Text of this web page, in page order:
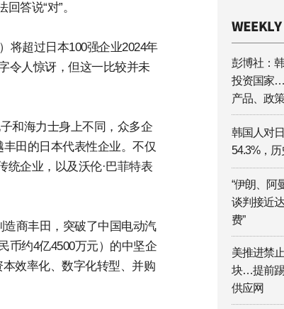
答说“对”。
将超过日本100强企业2024年
令人惊讶，但这一比较并未
和海力士身上不同，众多企
田的日本代表性企业。不仅
统企业，以及沃伦·巴菲特表
造商丰田，突破了中国电动汽
币约4亿4500万元）的中坚企
效率化、数字化转型、并购
彭博社：
投资国家
产品、政
韩国人对
54.3%，
“伊朗、阿
谈判接近
费”
美推进禁
块…提前
供应网